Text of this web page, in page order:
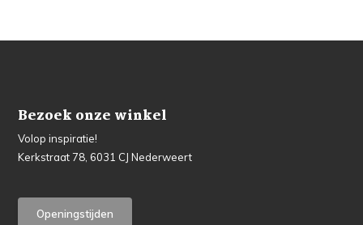
Bezoek onze winkel
Volop inspiratie!
Kerkstraat 78, 6031 CJ Nederweert
Openingstijden